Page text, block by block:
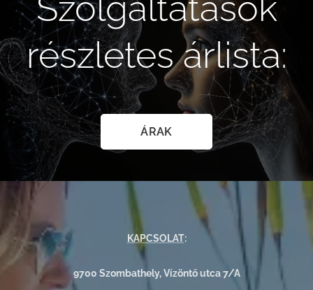
részletes árlista:
ÁRAK
KAPCSOLAT:
9700 Szombathely, Vízöntő utca 7/A